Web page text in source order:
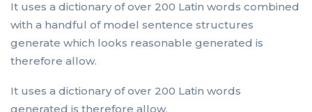
It uses a dictionary of over 200 Latin words combined
with a handful of model sentence structures
generate which looks reasonable generated is
therefore allow.
It uses a dictionary of over 200 Latin words
generated is therefore allow.